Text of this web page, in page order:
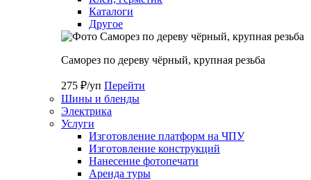
Каталоги
Другое
Саморез по дереву чёрный, крупная резьба
275 ₽/уп Перейти
Шины и бленды
Электрика
Услуги
Изготовление платформ на ЧПУ
Изготовление конструкций
Нанесение фотопечати
Аренда туры